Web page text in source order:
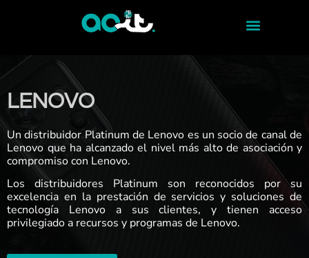
LENOVO
Un distribuidor Platinum de Lenovo es un socio de canal de
Lenovo que ha alcanzado el nivel más alto de asociación y
compromiso con Lenovo.
Los distribuidores Platinum son reconocidos por su
excelencia en la prestación de servicios y soluciones de
tecnología Lenovo a sus clientes, y tienen acceso
privilegiado a recursos y programas de Lenovo.